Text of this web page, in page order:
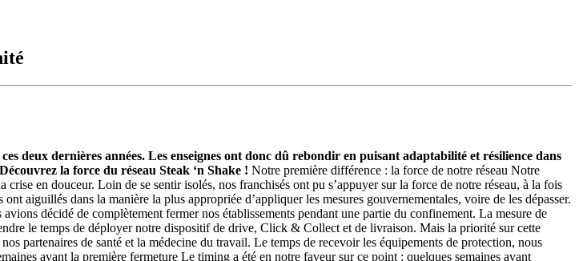
deux dernières années. Les enseignes ont donc dû rebondir en puisant adaptabilité et résilience dans
la force du réseau Steak ‘n Shake ! Notre première différence : la force de notre réseau Notre
en douceur. Loin de se sentir isolés, nos franchisés ont pu s’appuyer sur la force de notre réseau, à la fois
aiguillés dans la manière la plus appropriée d’appliquer les mesures gouvernementales, voire de les dépasser.
décidé de complètement fermer nos établissements pendant une partie du confinement. La mesure de
le temps de déployer notre dispositif de drive, Click & Collect et de livraison. Mais la priorité sur cette
partenaires de santé et la médecine du travail. Le temps de recevoir les équipements de protection, nous
avant la première fermeture Le timing a été en notre faveur sur ce point : quelques semaines avant